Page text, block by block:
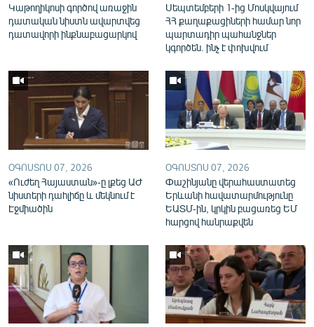
English
Русский
ՀԵՏԵՎԵՔ ՄԵԶ
«Ազատության» բոլոր կայքերը
Կաթողիկոսի գործով առաջին
դատական նիստն ավարտվեց
դատավորի ինքնաբացարկով
Սեպտեմբերի 1-ից Մոսկվայում
ՀՀ քաղաքացիների համար նոր
պարտադիր պահանջներ
կգործեն. ինչ է փոխվում
ՕԳՈՍՏՈՍ 07, 2026
«Ուժեղ Հայաստան»-ը լքեց ԱԺ
նիստերի դահլիճը և մեկնում է
Էջմիածին
ՕԳՈՍՏՈՍ 07, 2026
Փաշինյանը վերահաստատեց
Երևանի հավատարմությունը
ԵԱՏՄ-ին, կրկին բացառեց ԵՄ
հարցով հանրաքվեն